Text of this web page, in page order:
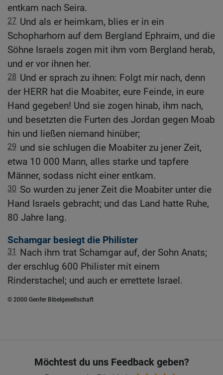
entkam nach Seira.
27 Und als er heimkam, blies er in ein
Schopharhorn auf dem Bergland Ephraim, und die
Söhne Israels zogen mit ihm vom Bergland herab,
und er vor ihnen her.
28 Und er sprach zu ihnen: Folgt mir nach, denn
der HERR hat die Moabiter, eure Feinde, in eure
Hand gegeben! Und sie zogen hinab, ihm nach,
und besetzten die Furten des Jordan gegen Moab
hin und ließen niemand hinüber;
29 und sie schlugen die Moabiter zu jener Zeit,
etwa 10 000 Mann, alles starke und tapfere
Männer, sodass nicht einer entkam.
30 So wurden zu jener Zeit die Moabiter unter die
Hand Israels gebracht; und das Land hatte Ruhe,
80 Jahre lang.
Schamgar besiegt die Philister
31 Nach ihm trat Schamgar auf, der Sohn Anats;
der erschlug 600 Philister mit einem
Rinderstachel; und auch er errettete Israel.
© 2000 Genfer Bibelgesellschaft
Möchtest du uns Feedback geben?